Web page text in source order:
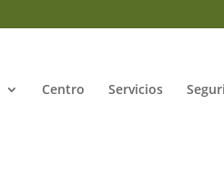
Centro Servicios